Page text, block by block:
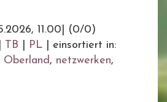
11.00
(0/0)
TB PL
einsortiert in:
Oberland, netzwerken,